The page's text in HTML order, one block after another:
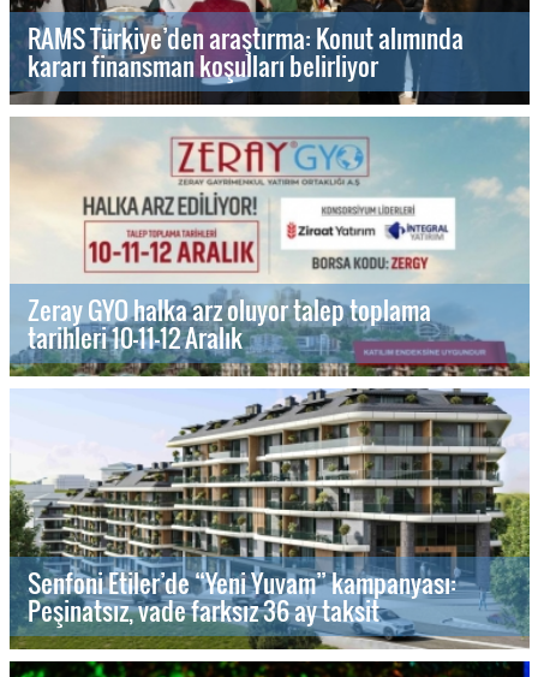
RAMS Türkiye’den araştırma: Konut alımında
kararı finansman koşulları belirliyor
Zeray GYO halka arz oluyor talep toplama
tarihleri 10-11-12 Aralık
Senfoni Etiler’de “Yeni Yuvam” kampanyası:
Peşinatsız, vade farksız 36 ay taksit